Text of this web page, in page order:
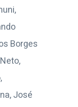
Borges
José